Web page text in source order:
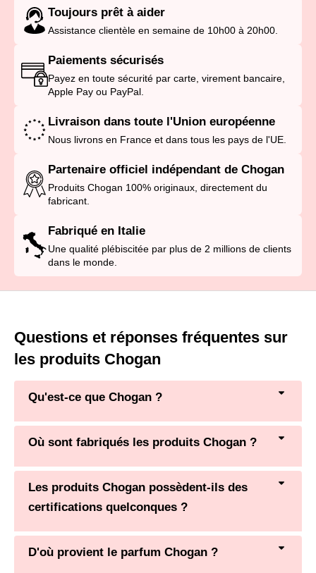
Toujours prêt à aider
Assistance clientèle en semaine de 10h00 à 20h00.
Paiements sécurisés
Payez en toute sécurité par carte, virement bancaire,
Apple Pay ou PayPal.
Livraison dans toute l'Union européenne
Nous livrons en France et dans tous les pays de l'UE.
Partenaire officiel indépendant de Chogan
Produits Chogan 100% originaux, directement du
fabricant.
Fabriqué en Italie
Une qualité plébiscitée par plus de 2 millions de clients
dans le monde.
Questions et réponses fréquentes sur
les produits Chogan
Qu'est-ce que Chogan ?
Où sont fabriqués les produits Chogan ?
Les produits Chogan possèdent-ils des
certifications quelconques ?
D'où provient le parfum Chogan ?